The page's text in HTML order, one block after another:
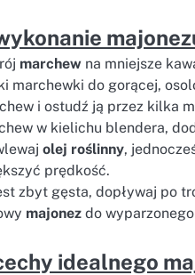
marchew na mniejsze
marchewki do gorącej,
i ostudź ją przez kilka
w kielichu blendera,
olej roślinny,
prędkość.
zbyt gęsta, dopływaj po
majonez do
idealnego